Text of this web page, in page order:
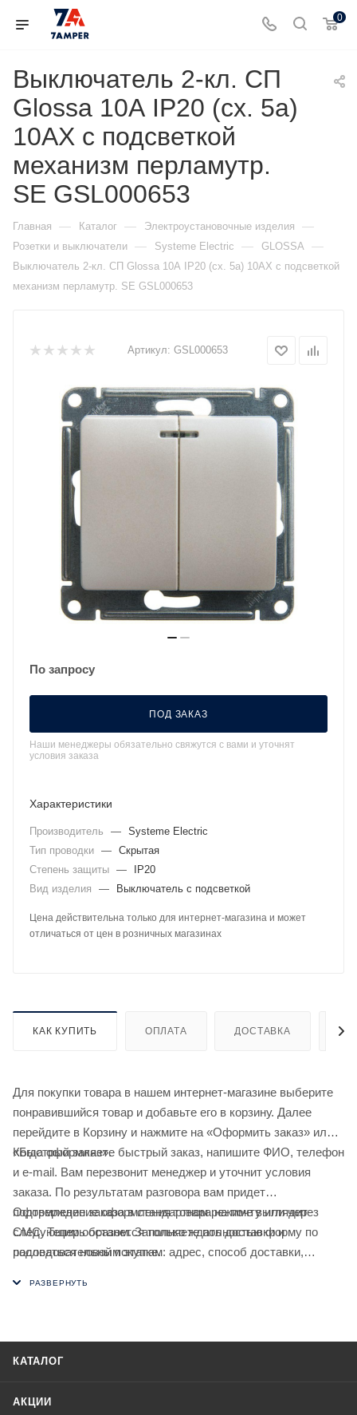
0
Выключатель 2-кл. СП
Glossa 10А IP20 (сх. 5а)
10AX с подсветкой
механизм перламутр.
SE GSL000653
Главная — Каталог — Электроустановочные изделия —
Розетки и выключатели — Systeme Electric — GLOSSA —
Выключатель 2-кл. СП Glossa 10А IP20 (сх. 5а) 10AX с подсветкой
механизм перламутр. SE GSL000653
Артикул: GSL000653
По запросу
ПОД ЗАКАЗ
Наши менеджеры обязательно свяжутся с вами и уточнят
условия заказа
Характеристики
Производитель — Systeme Electric
Тип проводки — Скрытая
Степень защиты —
IP20
Вид изделия
— Выключатель с подсветкой
Цена действительна только для интернет-магазина и может
отличаться от цен в розничных магазинах
КАК КУПИТЬ ОПЛАТА ДОСТАВКА
Для покупки товара в нашем интернет-магазине выберите
понравившийся товар и добавьте его в корзину. Далее
перейдите в Корзину и нажмите на «Оформить заказ» или
«Быстрый заказ».
Когда оформляете быстрый заказ, напишите ФИО, телефон
и e-mail. Вам перезвонит менеджер и уточнит условия
заказа. По результатам разговора вам придет
подтверждение оформления товара на почту или через
СМС. Теперь останется только ждать доставки и
радоваться новой покупке.
Оформление заказа в стандартном режиме выглядит
следующим образом. Заполняете полностью форму по
последовательным этапам: адрес, способ доставки,
КАТАЛОГ
АКЦИИ